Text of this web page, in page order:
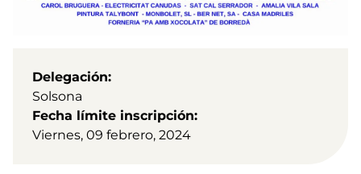
Delegación
Solsona
Fecha límite inscripción
Viernes, 09 febrero, 2024